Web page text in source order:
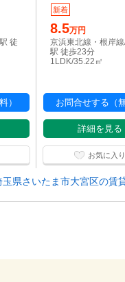
徒
）
新着
8.5万円
京浜東北線・根岸
駅 徒歩23分
1LDK/35.22㎡
お問合せする（無
詳細を見る
お気に入り
玉県さいたま市大宮区の賃